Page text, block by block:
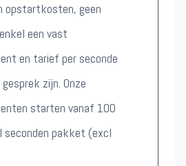
opstartkosten, geen
een vast
en tarief per seconde
zijn. Onze
starten vanaf 100
seconden pakket (excl